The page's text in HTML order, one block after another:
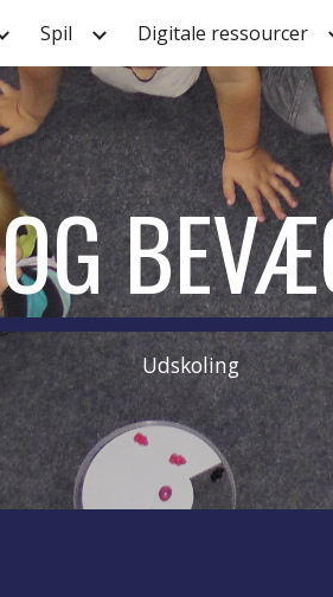
content
Spil Digitale ressourcer
Udskoling